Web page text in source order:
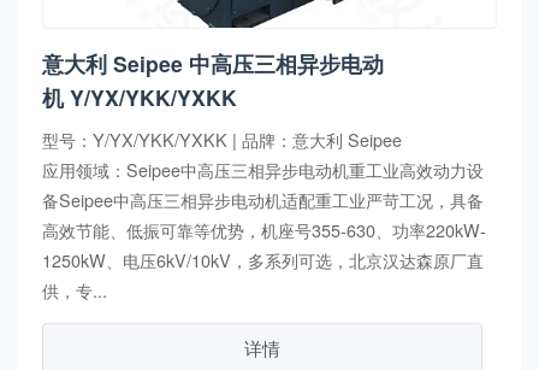
意大利 Seipee 中高压三相异步电动
机 Y/YX/YKK/YXKK
型号：Y/YX/YKK/YXKK | 品牌：意大利 Seipee
应用领域：Seipee中高压三相异步电动机重工业高效动力设
备Seipee中高压三相异步电动机适配重工业严苛工况，具备
高效节能、低振可靠等优势，机座号355-630、功率220kW-
1250kW、电压6kV/10kV，多系列可选，北京汉达森原厂直
供，专...
详情